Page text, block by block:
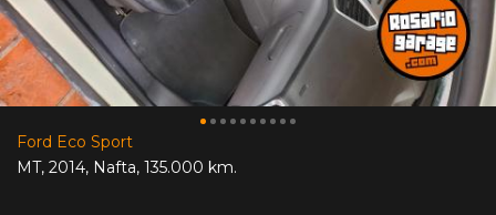
Ford Eco Sport
MT, 2014, Nafta, 135.000 km.